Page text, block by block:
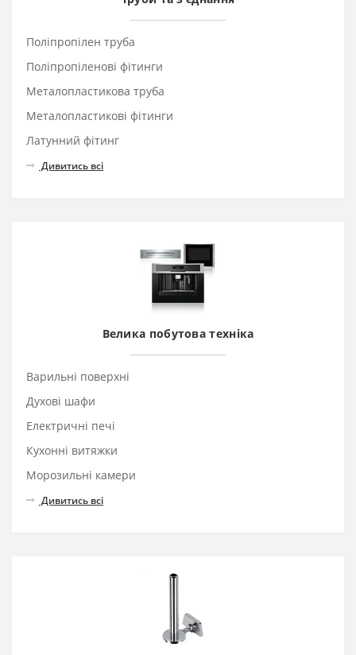
Поліпропілен труба
Поліпропіленові фітинги
Металопластикова труба
Металопластикові фітинги
Латунний фітинг
Дивитись всі
Велика побутова техніка
Варильні поверхні
Духові шафи
Електричні печі
Кухонні витяжки
Морозильні камери
Дивитись всі